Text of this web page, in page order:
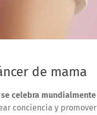
de mama
celebra mundialmente
conciencia y promover